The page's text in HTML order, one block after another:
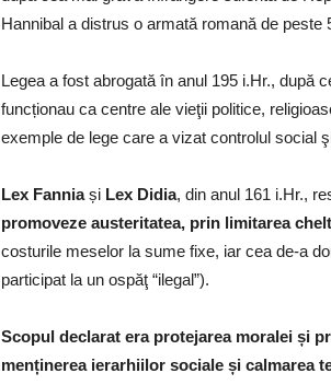
Hannibal a distrus o armată romană de peste
Legea a fost abrogată în anul 195 i.Hr., după
funcționau ca centre ale vieţii politice,
exemple de lege care a vizat controlul social
Lex Fanniași Lex Didia, din anul 161 i.Hr.,
promoveze austeritatea, prin limitarea
costurile meselor la sume fixe, iar cea de-a
participat la un ospăţ “ilegal”).
Scopul declarat era protejarea moralei și
menținerea ierarhiilor sociale și calmarea